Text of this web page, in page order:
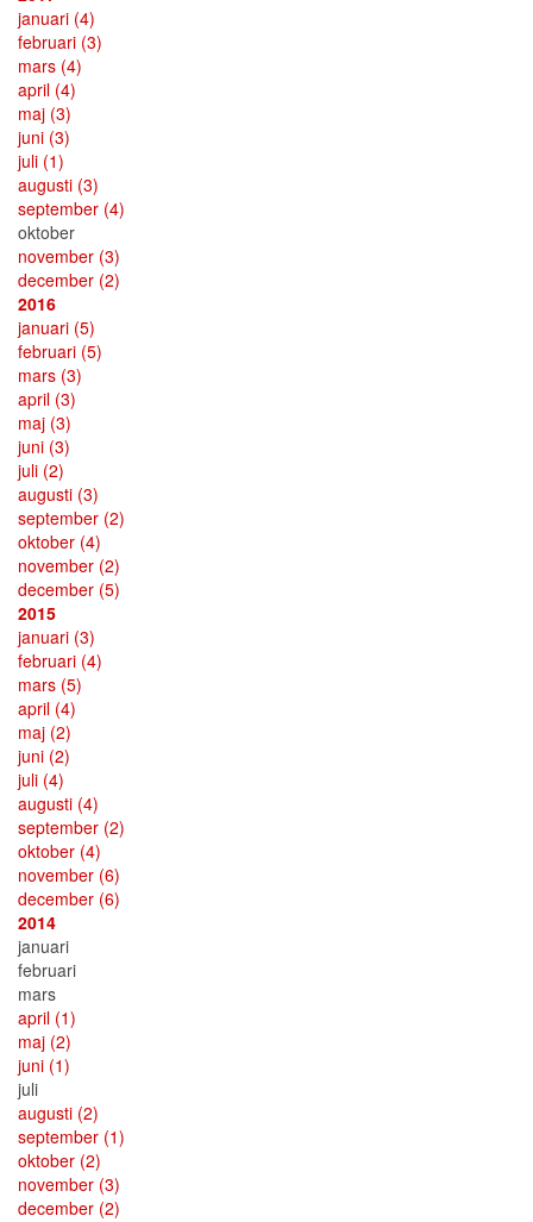
januari (4)
februari (3)
mars (4)
april (4)
maj (3)
juni (3)
juli (1)
augusti (3)
september (4)
oktober
november (3)
december (2)
2016
januari (5)
februari (5)
mars (3)
april (3)
maj (3)
juni (3)
juli (2)
augusti (3)
september (2)
oktober (4)
november (2)
december (5)
2015
januari (3)
februari (4)
mars (5)
april (4)
maj (2)
juni (2)
juli (4)
augusti (4)
september (2)
oktober (4)
november (6)
december (6)
2014
januari
februari
mars
april (1)
maj (2)
juni (1)
juli
augusti (2)
september (1)
oktober (2)
november (3)
december (2)